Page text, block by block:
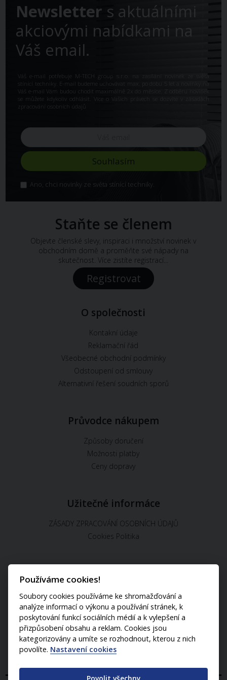
Newsletter s aktuálními
akciovými nabídkami na
Váš email.
Váš e-mail potřebuje M-TECH group s.r.o. na zasílání novinek ze světa
stínící techniky. E-mail budeme uchovávat max. po dobu 5 let a novinky na
Váš e-mail Vám budou chodit maximálně 2x do měsíce. Z odběru novinek
se můžete kdykoliv odhlásit. Více o Vašich právech se dozvíte v
zásadách
zpracování osobních údajů
Ano, chci novinky ze světa stínící techniky.
Staňte se členem
Objevte členské slevy, inspiraci i množství novinek v
obchodním domě a proměňte své nápady na
skutečnost. Více zistíte registrací...
Registrovat
O společnosti
Kontakní údaje
Reklamační řád
Všeobecné obchodní podmínky
Odstoupení od smlouvy
Alternativní řešení soudních sporů
Průvodce nákupem
Způsoby doručení
Možnosti platby
Ceny dopravy
Užitečné informáce
ZÁSADY ZPRACOVÁNÍ OSOBNÍCH ÚDAJŮ
Cookies Politika
U nás můžete platit:
Používáme cookies!
Soubory cookies používáme ke shromažďování a
analýze informací o výkonu a používání stránek, k
poskytování funkcí sociálních médií a k vylepšení a
přizpůsobení obsahu a reklam. Cookies jsou
kategorizovány a umíte se rozhodnout, kterou z nich
povolíte. Nastavení cookies